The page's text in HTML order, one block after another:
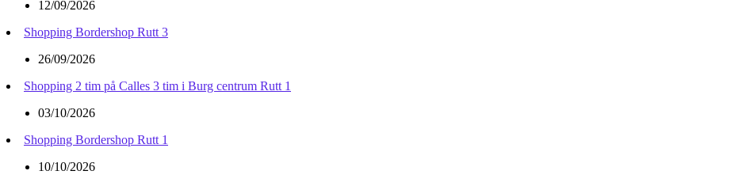
12/09/2026
Shopping Bordershop Rutt 3
26/09/2026
Shopping 2 tim på Calles 3 tim i Burg centrum Rutt 1
03/10/2026
Shopping Bordershop Rutt 1
10/10/2026